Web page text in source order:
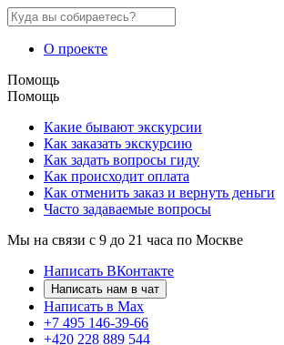
О проекте
Помощь
Помощь
Какие бывают экскурсии
Как заказать экскурсию
Как задать вопросы гиду
Как происходит оплата
Как отменить заказ и вернуть деньги
Часто задаваемые вопросы
Мы на связи с 9 до 21 часа по Москве
Написать ВКонтакте
Написать нам в чат
Написать в Max
+7 495 146-39-66
+420 228 889 544